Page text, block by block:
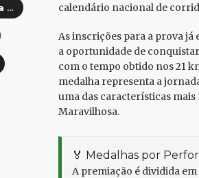
Meia Maratona Cidade Maravilhosa
calendário nacional de
As inscrições para a prova já
a oportunidade de
com o tempo obtido nos 21
medalha representa a
uma das características
Maravilhosa.
🏅 Medalhas por
A premiação é dividida